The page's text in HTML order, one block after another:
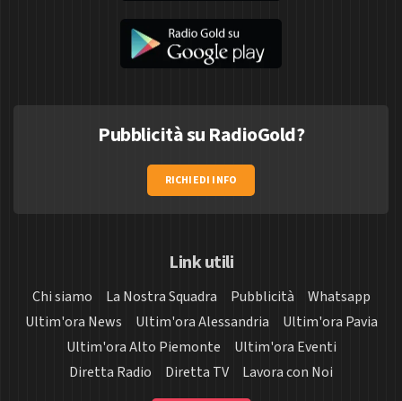
Pubblicità su RadioGold?
RICHIEDI INFO
Link utili
Chi siamo La Nostra Squadra Pubblicità
Whatsapp
Ultim'ora News
Ultim'ora Alessandria
Ultim'ora Pavia
Ultim'ora Alto Piemonte
Ultim'ora Eventi
Diretta Radio
Diretta TV Lavora con Noi